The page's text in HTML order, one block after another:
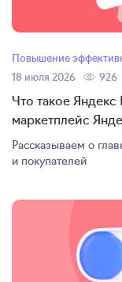
Повышение
18 июля 2026
926
Что такое Яндекс
маркетплейс
Рассказываем о
и покупателей